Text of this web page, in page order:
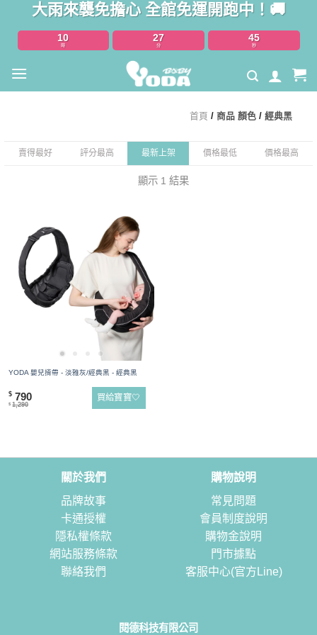
大雨來襲免擔心 全館免運開跑中！🚚
10
時
27
分
45
秒
首頁 / 商品 顏色/ 經典黑
賣得最好 評分最高 最新上架 價格最低 價格最高
顯示 1 結果
YODA 嬰兒揹帶 - 淡雅灰/經典黑 - 經典黑
$ 790
$ 1,290
買給寶寶🤍
關於我們
品牌故事
卡通授權
隱私權條款
網站服務條款
聯絡我們
購物說明
常見問題
會員制度說明
購物金說明
門市據點
客服中心(官方Line)
閱德科技有限公司